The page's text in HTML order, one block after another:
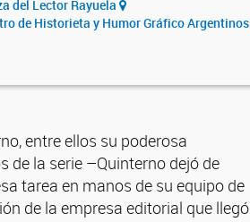
del Lector Rayuela
de Historieta y Humor Gráfico Argentinos
entre ellos su poderosa
de la serie –Quinterno dejó de
tarea en manos de su equipo de
de la empresa editorial que llegó